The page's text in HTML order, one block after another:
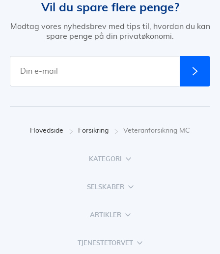
Vil du spare flere penge?
Modtag vores nyhedsbrev med tips til, hvordan du kan
spare penge på din privatøkonomi.
Hovedside Forsikring Veteranforsikring MC
KATEGORI
SELSKABER
ARTIKLER
TJENESTETORVET